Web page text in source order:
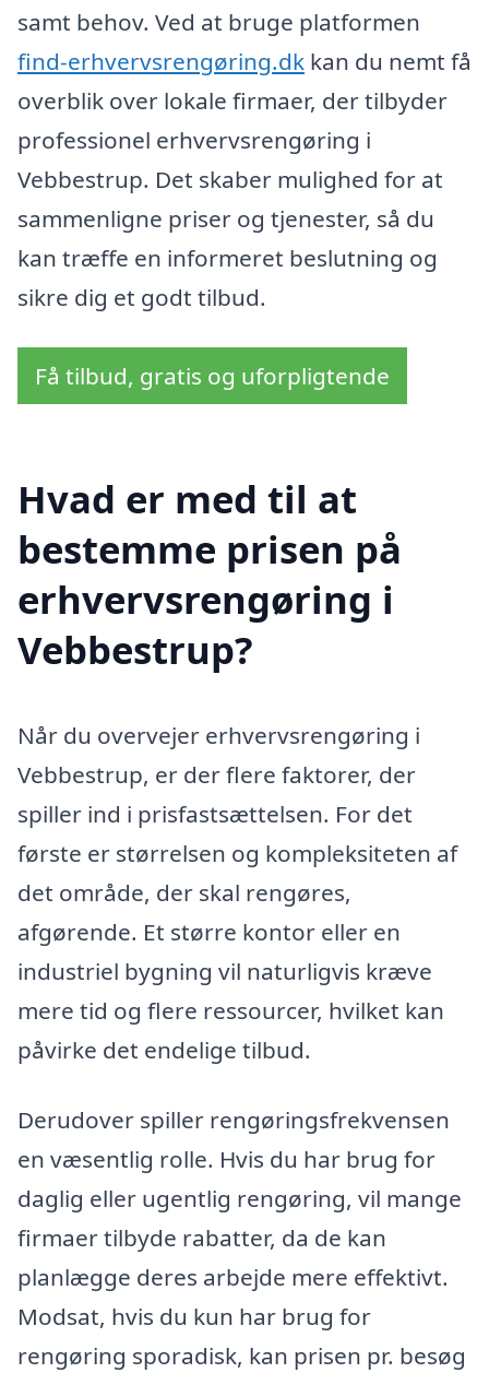
samt behov. Ved at bruge platformen
find-erhvervsrengøring.dk kan du nemt få
overblik over lokale firmaer, der tilbyder
professionel erhvervsrengøring i
Vebbestrup. Det skaber mulighed for at
sammenligne priser og tjenester, så du
kan træffe en informeret beslutning og
sikre dig et godt tilbud.
Få tilbud, gratis og uforpligtende
Hvad er med til at
bestemme prisen på
erhvervsrengøring i
Vebbestrup?
Når du overvejer erhvervsrengøring i
Vebbestrup, er der flere faktorer, der
spiller ind i prisfastsættelsen. For det
første er størrelsen og kompleksiteten af
det område, der skal rengøres,
afgørende. Et større kontor eller en
industriel bygning vil naturligvis kræve
mere tid og flere ressourcer, hvilket kan
påvirke det endelige tilbud.
Derudover spiller rengøringsfrekvensen
en væsentlig rolle. Hvis du har brug for
daglig eller ugentlig rengøring, vil mange
firmaer tilbyde rabatter, da de kan
planlægge deres arbejde mere effektivt.
Modsat, hvis du kun har brug for
rengøring sporadisk, kan prisen pr. besøg